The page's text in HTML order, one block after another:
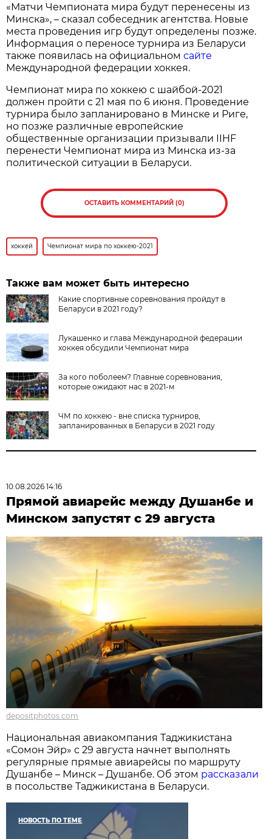
«Матчи Чемпионата мира будут перенесены из
Минска», – сказал собеседник агентства. Новые
места проведения игр будут определены позже.
Информация о переносе турнира из Беларуси
также появилась на официальномсайте
Международной федерации хоккея.
Чемпионат мира по хоккею с шайбой-2021
должен пройти с 21 мая по 6 июня. Проведение
турнира было запланировано в Минске и Риге,
но позже различные европейские
общественные организации призывали IIHF
перенести Чемпионат мира из Минска из-за
политической ситуации в Беларуси.
ОСТАВИТЬ КОММЕНТАРИЙ (0)
хоккей Чемпионат мира по хоккею-2021
Также вам может быть интересно
Какие спортивные соревнования пройдут в
Беларуси в 2021 году?
Лукашенко и глава Международной федерации
хоккея обсудили Чемпионат мира
За кого поболеем? Главные соревнования,
которые ожидают нас в 2021-м
ЧМ по хоккею - вне списка турниров,
запланированных в Беларуси в 2021 году
10.08.2026 14:16
Прямой авиарейс между Душанбе и
Минском запустят с 29 августа
depositphotos.com
Национальная авиакомпания Таджикистана
«Сомон Эйр» с 29 августа начнет выполнять
регулярные прямые авиарейсы по маршруту
Душанбе – Минск – Душанбе. Об этом рассказали
в посольстве Таджикистана в Беларуси.
НОВОСТЬ ПО ТЕМЕ